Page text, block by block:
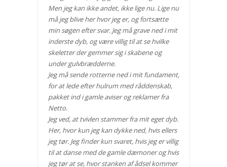
Men jeg kan ikke andet, ikke lige nu. Lige nu
må jeg blive her hvor jeg er, og fortsætte
min søgen efter svar. Jeg må grave ned i mit
inderste dyb, og være villig til at se hvilke
skeletter der gemmer sig i skabene og
under gulvbrædderne.
Jeg må sende rotterne ned i mit fundament,
for at lede efter hulrum med råddenskab,
pakket ind i gamle aviser og reklamer fra
Netto.
Jeg ved, at tvivlen stammer fra mit eget dyb.
Her, hvor kun jeg kan dykke ned, hvis ellers
jeg tør. Jeg finder kun svaret, hvis jeg er villig
til at danse med de gamle dæmoner og hvis
jeg tør at se, hvor stanken af ådsel kommer